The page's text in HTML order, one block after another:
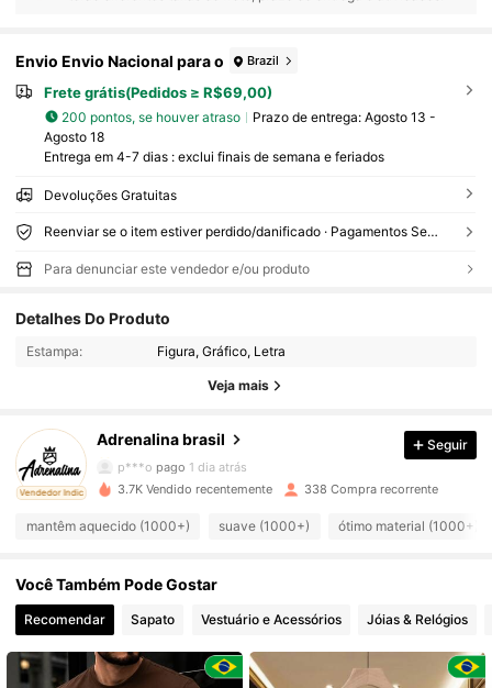
Envio Envio Nacional para o Brazil
Frete grátis(Pedidos ≥ R$69,00)
200 pontos, se houver atraso Prazo de entrega: Agosto 13 -
Agosto 18
Entrega em 4-7 dias : exclui finais de semana e feriados
Devoluções Gratuitas
Reenviar se o item estiver perdido/danificado · Pagamentos Seguros · Proteção de privacidade
Para denunciar este vendedor e/ou produto
Detalhes Do Produto
Estampa: Figura, Gráfico, Letra
Veja mais
Vendedor Indicado
Adrenalina brasil
4,82
2.4K Seguidores
4,82
2.4K Seguidores
p***o pago 1 dia atrás
m***s
seguido 1 dia atrás
4,82 2.4K Seguidores
4,82 2.4K Seguidores
Seguir
3.7K Vendido recentemente 338 Compra recorrente
mantêm aquecido (1000+) suave (1000+) ótimo material (1000+)
Você Também Pode Gostar
Recomendar Sapato Vestuário e Acessórios Jóias & Relógios